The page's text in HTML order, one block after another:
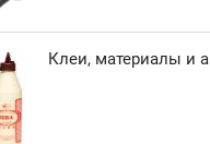
Клеи, материалы и